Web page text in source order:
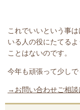
これでいいという事
いる人の役にたてる
ことはないのです。
今年も頑張って少しで
→お問い合わせご相談